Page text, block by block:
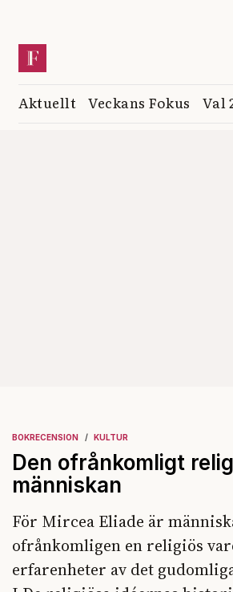
Aktuellt Veckans Fokus Val
BOKRECENSION KULTUR
Den ofrånkomligt
människan
För Mircea Eliade är
ofrånkomligen en religiös
erfarenheter av det